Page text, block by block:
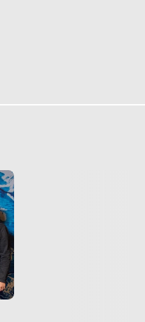
skinnyTok a nový
mapa
vztahů a online
Ferjančeková, Petr